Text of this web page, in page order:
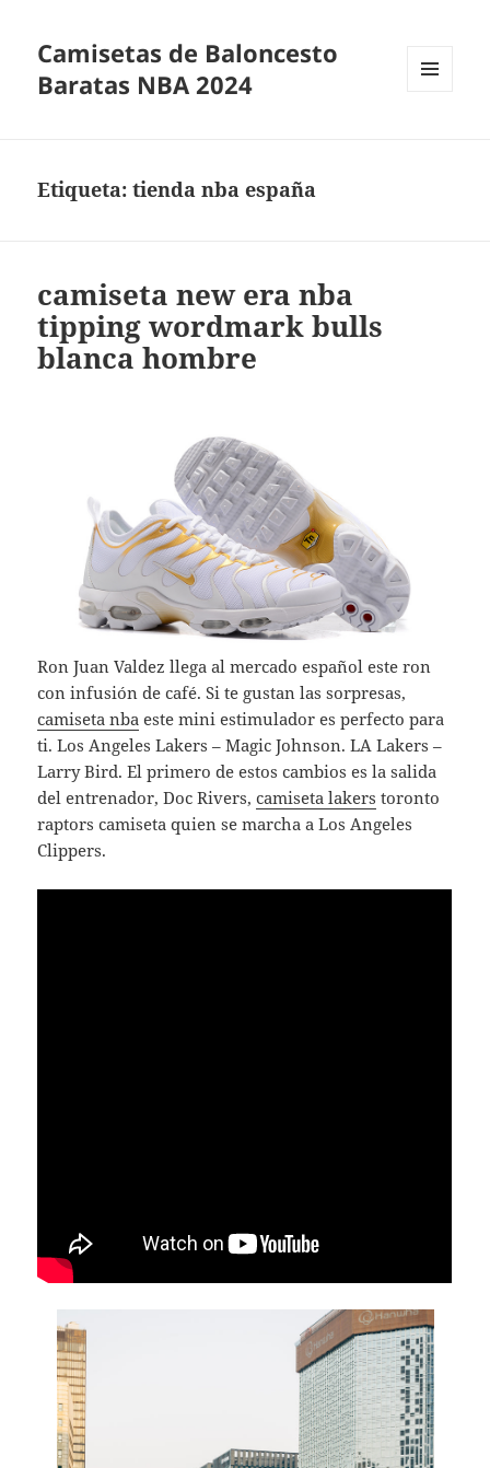
Camisetas de Baloncesto
Baratas NBA 2024
Etiqueta:tienda nba españa
camiseta new era nba
tipping wordmark bulls
blanca hombre
Ron Juan Valdez llega al mercado español este ron
con infusión de café. Si te gustan las sorpresas,
camiseta nba este mini estimulador es perfecto para
ti. Los Angeles Lakers – Magic Johnson. LA Lakers –
Larry Bird. El primero de estos cambios es la salida
del entrenador, Doc Rivers,camiseta lakers toronto
raptors camiseta quien se marcha a Los Angeles
Clippers.